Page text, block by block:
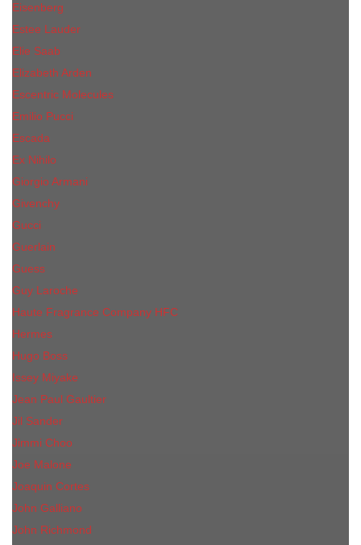
Eisenberg
Еsteе Lаudеr
Elie Saab
Elizabeth Arden
Escentric Molecules
Emilio Pucci
Escada
Ex Nihilo
Giorgio Armani
Givenchy
Gucci
Guerlain
Guess
Guy Laroche
Haute Fragrance Company HFC
Hermes
Hugo Boss
Issey Miyake
Jean Paul Gaultier
Jil Sander
Jimmi Choo
Jое Malоnе
Joaquin Cortes
John Galliano
John Richmond